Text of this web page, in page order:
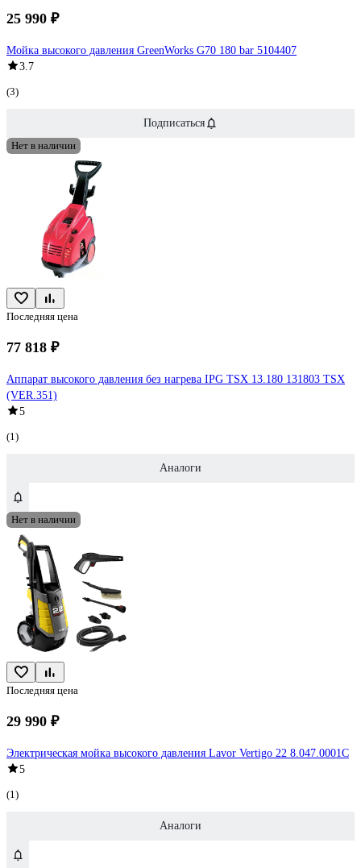
25 990 ₽
Мойка высокого давления GreenWorks G70 180 bar 5104407
3.7
(3)
Подписаться
Нет в наличии
Последняя цена
77 818 ₽
Аппарат высокого давления без нагрева IPG TSX 13.180 131803 TSX
(VER.351)
5
(1)
Аналоги
Нет в наличии
Последняя цена
29 990 ₽
Электрическая мойка высокого давления Lavor Vertigo 22 8.047.0001C
5
(1)
Аналоги